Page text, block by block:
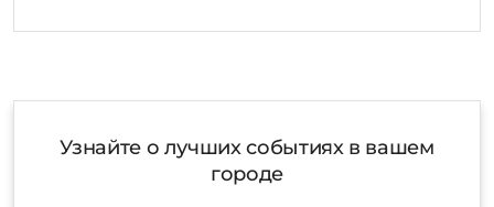
Узнайте о лучших событиях в вашем
городе